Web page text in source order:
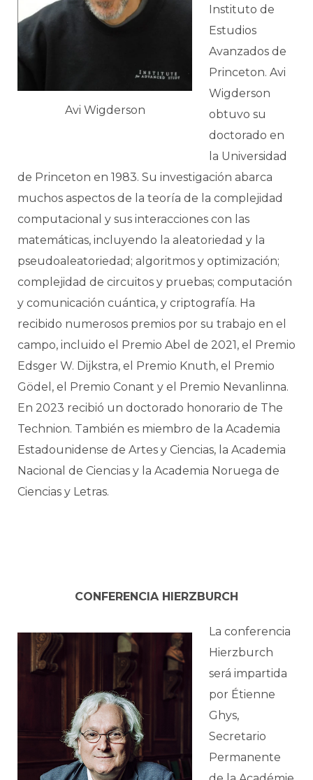
Avi Wigderson
Instituto de
Estudios
Avanzados de
Princeton. Avi
Wigderson
obtuvo su
doctorado en
la Universidad
de Princeton en 1983. Su investigación abarca
muchos aspectos de la teoría de la complejidad
computacional y sus interacciones con las
matemáticas, incluyendo la aleatoriedad y la
pseudoaleatoriedad; algoritmos y optimización;
complejidad de circuitos y pruebas; computación
y comunicación cuántica, y criptografía. Ha
recibido numerosos premios por su trabajo en el
campo, incluido el Premio Abel de 2021, el Premio
Edsger W. Dijkstra, el Premio Knuth, el Premio
Gödel, el Premio Conant y el Premio Nevanlinna.
En 2023 recibió un doctorado honorario de The
Technion. También es miembro de la Academia
Estadounidense de Artes y Ciencias, la Academia
Nacional de Ciencias y la Academia Noruega de
Ciencias y Letras.
CONFERENCIA HIERZBURCH
La conferencia
Hierzburch
será impartida
por Étienne
Ghys,
Secretario
Permanente